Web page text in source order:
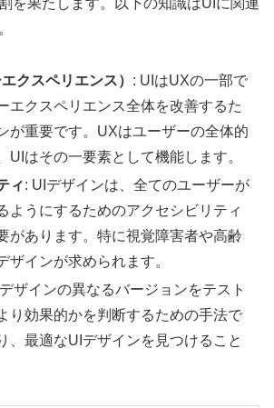
を果たします。以下の知識はUIに関連
クスペリエンス） : UIはUXの一部で
エクスペリエンス全体を改善するた
が重要です。UXはユーザーの全体的
UIはその一要素として機能します。
ィ: UIデザインは、全てのユーザーが
ようにするためのアクセシビリティ
があります。特に視覚障害者や高齢
ザインが求められます。
ザインの異なるバージョンをテスト
り効果的かを判断するための手法で
、最適なUIデザインを見つけること